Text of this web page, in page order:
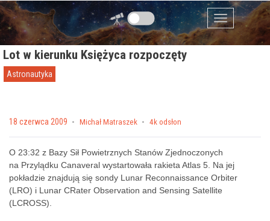
Przejdź do zawartości
Menu
Lot w kierunku Księżyca rozpoczęty
Astronautyka
Posted on
18 czerwca 2009 by Michał Matraszek 4k odsłon
O 23:32 z Bazy Sił Powietrznych Stanów Zjednoczonych
na Przylądku Canaveral wystartowała rakieta Atlas 5. Na jej
pokładzie znajdują się sondy Lunar Reconnaissance Orbiter
(LRO) i Lunar CRater Observation and Sensing Satellite
(LCROSS).